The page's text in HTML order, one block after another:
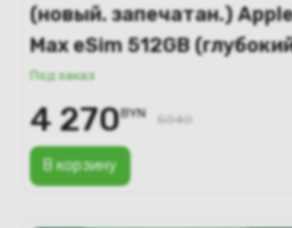
(новый. запечатан.)
Max eSim 512GB
A3525
Под заказ
В корзину
4 270BYN 5040